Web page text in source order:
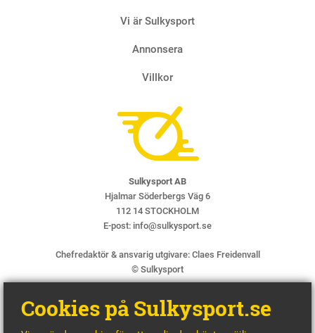
Vi är Sulkysport
Annonsera
Villkor
Sulkysport AB
Hjalmar Söderbergs Väg 6
112 14 STOCKHOLM
E-post: info@sulkysport.se
Chefredaktör & ansvarig utgivare: Claes Freidenvall
© Sulkysport
Cookies på Sulkysport.se